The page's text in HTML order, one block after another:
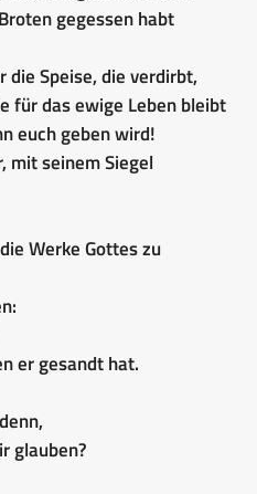
gegessen habt
Speise, die verdirbt,
für das ewige Leben bleibt
euch geben wird!
mit seinem Siegel
Werke Gottes zu
er gesandt hat.
glauben?